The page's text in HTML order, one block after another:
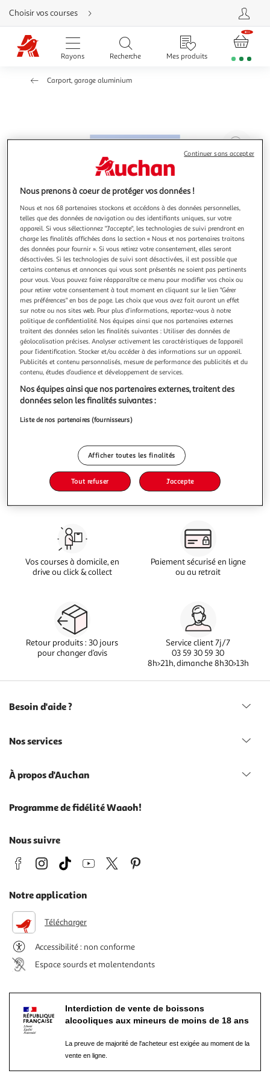
Aller
directement
au
contenu
Aller
directement
Aller
Choisir vos courses
Rayons Recherche Mes produits
Carport, garage aluminium
Store 400 cm pour carport aluminium 360x800
Vous voulez connaître le prix de ce produit ?
Afficher le prix
(0)
Vos courses à domicile, en
drive ou click & collect
Paiement sécurisé en ligne
ou au retrait
Retour produits : 30 jours
pour changer d’avis
Service client 7j/7
03 59 30 59 30
8h>21h, dimanche 8h30>13h
Besoin d'aide ?
Nos services
À propos d'Auchan
Programme de fidélité Waaoh!
Nous suivre
Notre application
Télécharger
Accessibilité : non conforme
Espace sourds et malentendants
Interdiction de vente de boissons
alcooliques aux mineurs de moins de 18 ans
La preuve de majorité de l'acheteur est exigée au moment de la
vente en ligne.
Nous prenons à coeur de protéger vos données !
Nous et nos 68 partenaires stockons et accédons à des données personnelles,
telles que des données de navigation ou des identifiants uniques, sur votre
appareil. Si vous sélectionnez "J'accepte", les technologies de suivi prendront en
charge les finalités affichées dans la section « Nous et nos partenaires traitons
des données pour fournir ». Si vous retirez votre consentement, elles seront
désactivées. Si les technologies de suivi sont désactivées, il est possible que
certains contenus et annonces qui vous sont présentés ne soient pas pertinents
pour vous. Vous pouvez faire réapparaître ce menu pour modifier vos choix ou
pour retirer votre consentement à tout moment en cliquant sur le lien "Gérer
mes préférences" en bas de page. Les choix que vous avez fait auront un effet
sur notre ou nos sites web. Pour plus d’informations, reportez-vous à notre
politique de confidentialité. Nos équipes ainsi que nos partenaires externes
traitent des données selon les finalités suivantes : Utiliser des données de
géolocalisation précises. Analyser activement les caractéristiques de l’appareil
pour l’identification. Stocker et/ou accéder à des informations sur un appareil.
Publicités et contenu personnalisés, mesure de performance des publicités et du
contenu, études d’audience et développement de services.
Nos équipes ainsi que nos partenaires externes, traitent des
données selon les finalités suivantes :
Liste de nos partenaires (fournisseurs)
Afficher toutes les finalités
Tout refuser J'accepte
Continuer sans accepter